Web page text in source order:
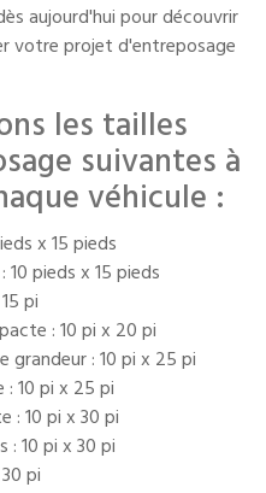
aujourd'hui pour découvrir
votre projet d'entreposage
les tailles
suivantes à
véhicule :
x 15 pieds
pieds x 15 pieds
pi
: 10 pi x 20 pi
grandeur : 10 pi x 25 pi
10 pi x 25 pi
: 10 pi x 30 pi
: 10 pi x 30 pi
pi